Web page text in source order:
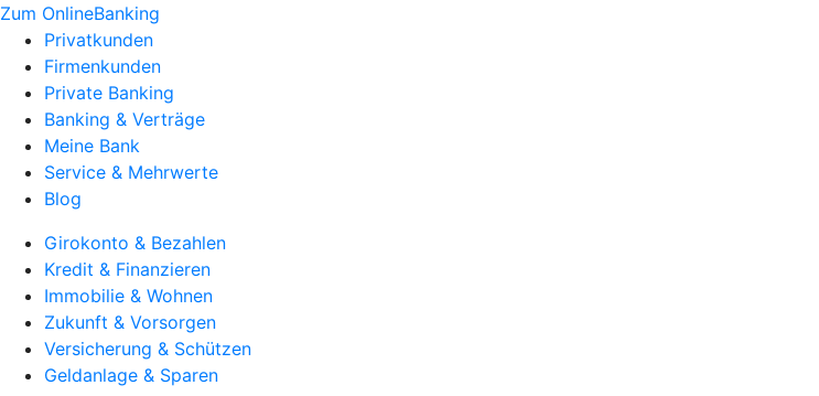
Zum OnlineBanking
Privatkunden
Firmenkunden
Private Banking
Banking & Verträge
Meine Bank
Service & Mehrwerte
Blog
Girokonto & Bezahlen
Kredit & Finanzieren
Immobilie & Wohnen
Zukunft & Vorsorgen
Versicherung & Schützen
Geldanlage & Sparen